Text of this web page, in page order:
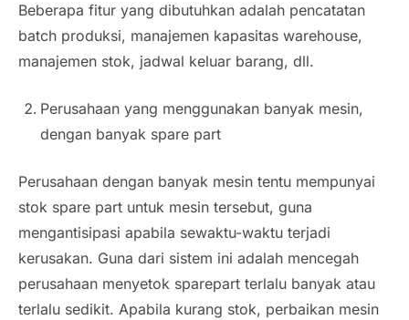
Beberapa fitur yang dibutuhkan adalah pencatatan
batch produksi, manajemen kapasitas warehouse,
manajemen stok, jadwal keluar barang, dll.
Perusahaan yang menggunakan banyak mesin,
dengan banyak spare part
Perusahaan dengan banyak mesin tentu mempunyai
stok spare part untuk mesin tersebut, guna
mengantisipasi apabila sewaktu-waktu terjadi
kerusakan. Guna dari sistem ini adalah mencegah
perusahaan menyetok sparepart terlalu banyak atau
terlalu sedikit. Apabila kurang stok, perbaikan mesin